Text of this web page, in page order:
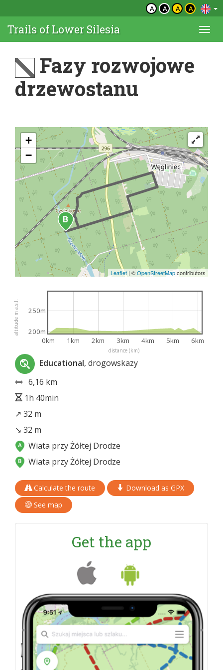
A A A A
Trails of Lower Silesia
Fazy rozwojowe
drzewostanu
+
−
Leaflet | ©OpenStreetMapcontributors
distance (km)
altitude m a.s.l.
0km 1km 2km 3km 4km 5km 6km
200m
250m
Educational, drogowskazy
6,16 km
1h 40min
↗ 32 m
↘ 32 m
Wiata przy Żółtej Drodze
Wiata przy Żółtej Drodze
Calculate the route
Download as GPX
See map
Get the app